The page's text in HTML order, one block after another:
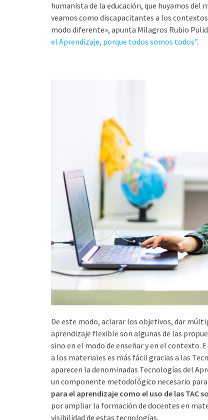
humanista de la educación, que huyamos
veamos como discapacitantes a los
modo diferente», apunta Milagros Rubio
el Aprendizaje, porque todos somos todos”.
De este modo, aclarar los objetivos, dar
aprendizaje flexible son algunas de las
sino en el modo de enseñar y en el contexto.
a los materiales es más fácil gracias a las
aparecen la denominadas Tecnologías del
un componente metodológico necesario para
para el aprendizaje como el uso de las TAC
por ampliar la formación de docentes en
visibilidad de estas tecnologías.